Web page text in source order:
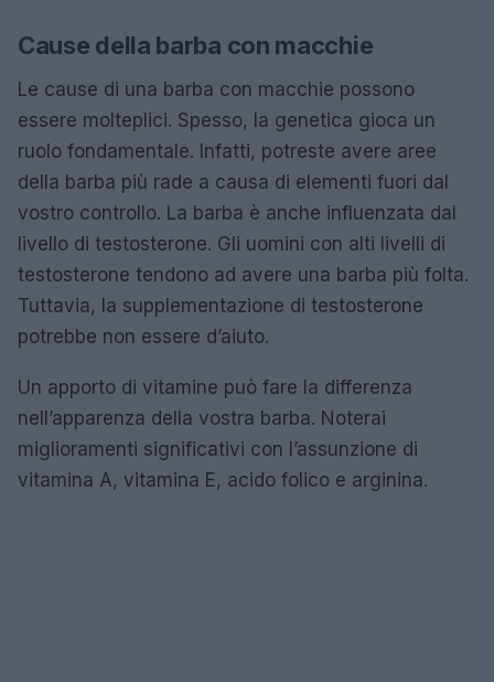
Cause della barba con macchie
Le cause di una barba con macchie possono
essere molteplici. Spesso, la genetica gioca un
ruolo fondamentale. Infatti, potreste avere aree
della barba più rade a causa di elementi fuori dal
vostro controllo. La barba è anche influenzata dal
livello di testosterone. Gli uomini con alti livelli di
testosterone tendono ad avere una barba più folta.
Tuttavia, la supplementazione di testosterone
potrebbe non essere d’aiuto.
Un apporto di vitamine può fare la differenza
nell’apparenza della vostra barba. Noterai
miglioramenti significativi con l’assunzione di
vitamina A, vitamina E, acido folico e arginina.